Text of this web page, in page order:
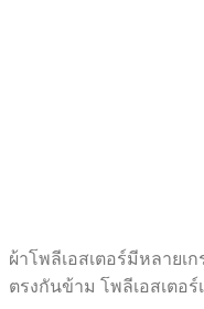
ผ้าโพลีเอสเตอร์มีหลาย
ตรงกันข้าม โพลีเอสเตอร์